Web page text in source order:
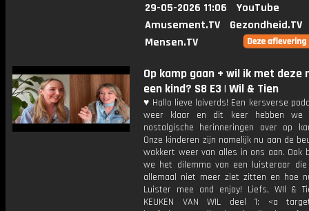
29-05-2026 11:06
YouTube
Amusement.TV
Gezondheid.TV
Mensen.TV
Op kamp gaan + wil ik met deze
een kind? S8 E3 | Wil & Tien
♥ Hallo lieve laiverds! Een kersverse
weer klaar en dit keer hebben we
nostalgische herinneringen over op
Onze kinderen zijn namelijk nu aan de
wakkert weer van alles in ons aan. Ook
we het dilemma van een luisteraar
allemaal niet meer ziet zitten en hoe
Luister mee and enjoy! Liefs, WIl &
KEUKEN VAN WIL deel 1: <a